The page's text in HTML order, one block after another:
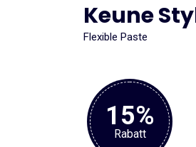
Keune
Flexible Paste
15%
Rabatt